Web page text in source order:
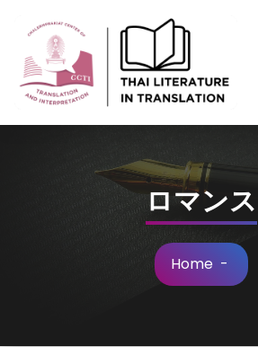
Content
ロマンス
Home -